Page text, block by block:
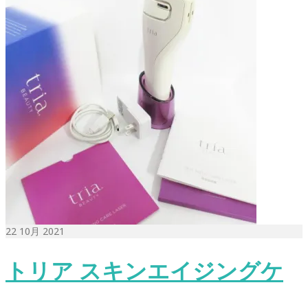
22 10月 2021
トリア スキンエイジングケ